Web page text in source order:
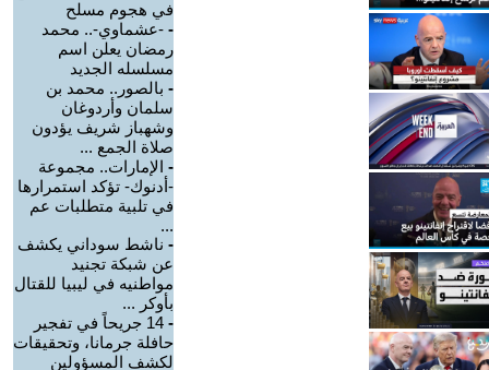
في هجوم مسلح
- -عشماوي-.. محمد
رمضان يعلن اسم
مسلسله الجديد
- بالصور.. محمد بن
سلمان وأردوغان
وشهباز شريف يؤدون
صلاة الجمع ...
- الإمارات.. مجموعة
-أدنوك- تؤكد استمرارها
في تلبية متطلبات عم
...
- ناشط سوداني يكشف
عن شبكة تجنيد
مواطنيه في ليبيا للقتال
بأوكر ...
-
14 جريحاً في تفجير
حافلة جرمانا، وتحقيقات
لكشف المسؤولين